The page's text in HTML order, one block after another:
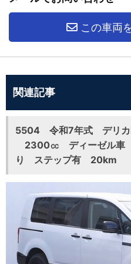
この車両
関連記事
5504 令和7年式 デリ
2300㏄ ディーゼル車
り ステップ有 20km